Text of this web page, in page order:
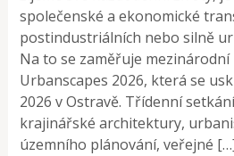
společenské a ekonomické
postindustriálních nebo silně
Na to se zaměřuje
Urbanscapes 2026, která se
2026 v Ostravě. Třídenní
krajinářské architektury,
územního plánování, veřejné